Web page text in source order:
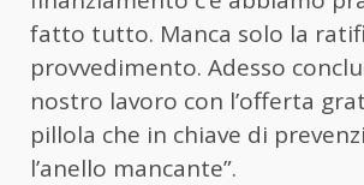
fatto tutto. Manca solo la
provvedimento. Adesso
nostro lavoro con l’offerta
pillola che in chiave di
l’anello mancante”.